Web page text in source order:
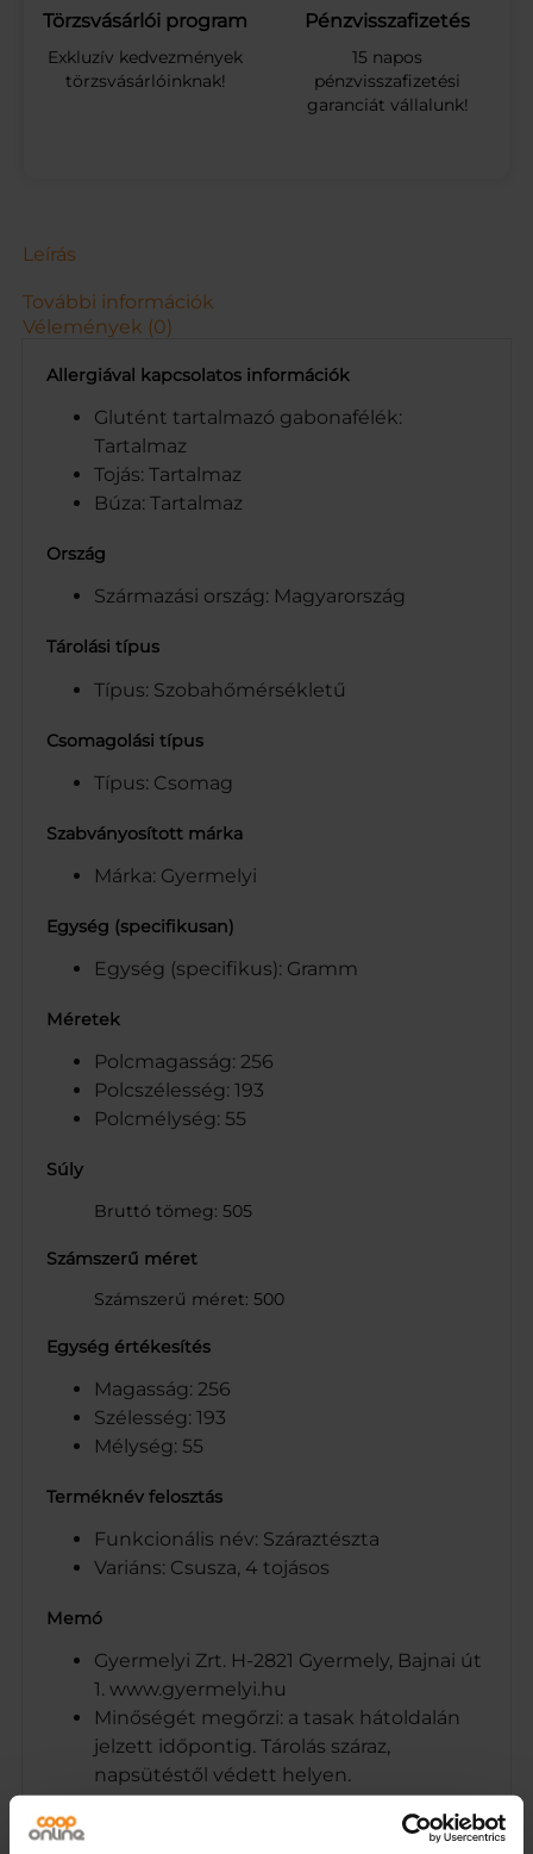
Á
S
O
S
0
G
m
n
y
s
é
Törzsvásárlói program
Exkluzív kedvezmények
törzsvásárlóinknak!
Pénzvisszafizetés
15 napos
pénzvisszafizetési
garanciát vállalunk!
Leírás
További információk
Vélemények (0)
Allergiával kapcsolatos információk
Glutént tartalmazó gabonafélék:
Tartalmaz
Tojás: Tartalmaz
Búza: Tartalmaz
Ország
Származási ország: Magyarország
Tárolási típus
Típus: Szobahőmérsékletű
Csomagolási típus
Típus: Csomag
Szabványosított márka
Márka: Gyermelyi
Egység (specifikusan)
Egység (specifikus): Gramm
Méretek
Polcmagasság: 256
Polcszélesség: 193
Polcmélység: 55
Súly
Bruttó tömeg: 505
Számszerű méret
Számszerű méret: 500
Egység értékesítés
Magasság: 256
Szélesség: 193
Mélység: 55
Terméknév felosztás
Funkcionális név: Száraztészta
Variáns: Csusza, 4 tojásos
Memó
Gyermelyi Zrt. H-2821 Gyermely, Bajnai út
1. www.gyermelyi.hu
Minőségét megőrzi: a tasak hátoldalán
jelzett időpontig. Tárolás száraz,
napsütéstől védett helyen.